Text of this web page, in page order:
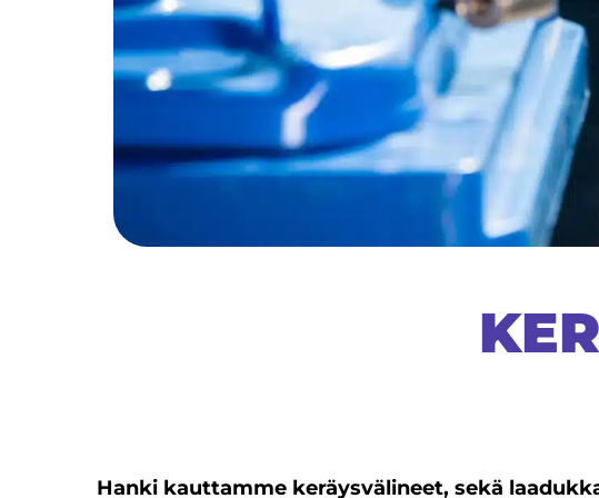
Hanki kauttamme keräysvälineet, sekä